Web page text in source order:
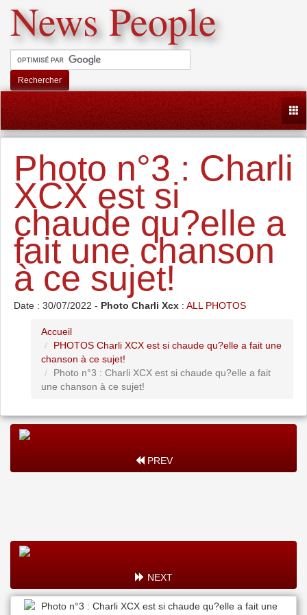
News People
Rechercher
Photo n°3 : Charli
XCX est si
chaude qu?elle a
fait une chanson
à ce sujet!
Date : 30/07/2022 - Photo Charli Xcx : ALL PHOTOS
Accueil
PHOTOS Charli XCX est si chaude qu?elle a fait une
chanson à ce sujet!
Photo n°3 : Charli XCX est si chaude qu?elle a fait
une chanson à ce sujet!
PREV
NEXT